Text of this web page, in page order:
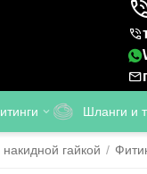
Шланги и
гайкой /